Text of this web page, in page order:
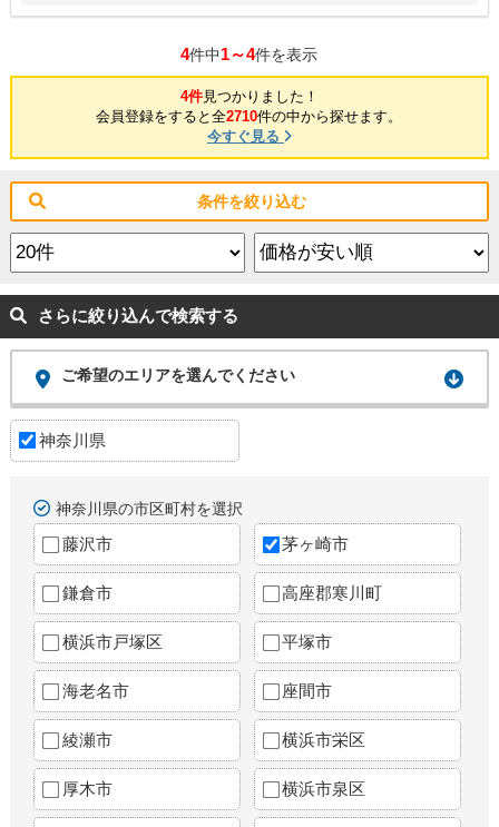
4件中1～4件を表示
4件見つかりました！
会員登録をすると全2710件の中から探せます。
今すぐ見る
条件を絞り込む
さらに絞り込んで検索する
ご希望のエリアを選んでください
神奈川県
神奈川県の市区町村を選択
藤沢市 茅ヶ崎市
鎌倉市 高座郡寒川町
横浜市戸塚区 平塚市
海老名市 座間市
綾瀬市 横浜市栄区
厚木市 横浜市泉区